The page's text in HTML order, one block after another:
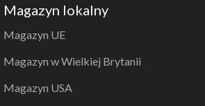
Magazyn lokalny
Magazyn UE
Magazyn w Wielkiej Brytanii
Magazyn USA